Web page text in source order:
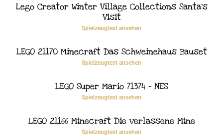
Lego Creator Winter Village Collections Santa’s
Visit
Spielzeugtest ansehen
LEGO 21170 Minecraft Das Schweinehaus Bauset
Spielzeugtest ansehen
LEGO Super Mario 71374 – NES
Spielzeugtest ansehen
LEGO 21166 Minecraft Die verlassene Mine
Spielzeugtest ansehen